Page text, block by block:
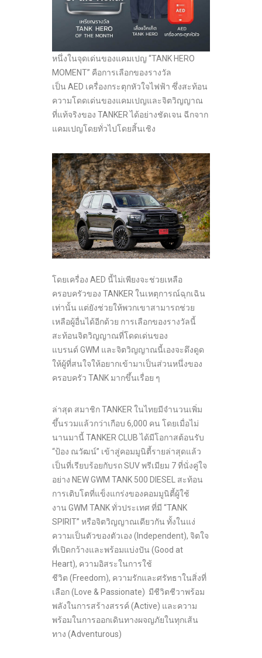
หนึ่งในจุดเด่นของแคมเปญ “TANK HERO
MOMENT” คือการเลือกของรางวัล
เป็น AED เครื่องกระตุกหัวใจไฟฟ้า ซึ่งสะท้อน
ความโดดเด่นของแคมเปญและจิตวิญญาณ
ที่แท้จริงของ TANKER ได้อย่างชัดเจน ฉีกจาก
แคมเปญโดยทั่วไปโดยสิ้นเชิง
โดยเครื่อง AED นี้ไม่เพียงจะช่วยเหลือ
ครอบครัวของ TANKER ในเหตุการณ์ฉุกเฉิน
เท่านั้น แต่ยังช่วยให้พวกเขาสามารถช่วย
เหลือผู้อื่นได้อีกด้วย การเลือกของรางวัลนี้
สะท้อนจิตวิญญาณที่โดดเด่นของ
แบรนด์ GWM และจิตวิญญาณนี้เองจะดึงดูด
ให้ผู้ที่สนใจให้อยากเข้ามาเป็นส่วนหนึ่งของ
ครอบครัว TANK มากขึ้นเรื่อย ๆ
ล่าสุด สมาชิก TANKER ในไทยมีจำนวนเพิ่ม
ขึ้นรวมแล้วกว่าเกือบ 6,000 คน โดยเมื่อไม่
นานมานี้ TANKER CLUB ได้มีโอกาสต้อนรับ
“ป้อง ณวัฒน์” เข้าสู่คอมมูนิตี้รายล่าสุดแล้ว
เป็นที่เรียบร้อยกับรถ SUV พรีเมียม 7 ที่นั่งคู่ใจ
อย่าง NEW GWM TANK 500 DIESEL สะท้อน
การเติบโตที่แข็งแกร่งของคอมมูนิตี้ผู้ใช้
งาน GWM TANK ทั่วประเทศ ที่มี “TANK
SPIRIT” หรือจิตวิญญาณเดียวกัน ทั้งในแง่
ความเป็นตัวของตัวเอง (Independent), จิตใจ
ที่เปิดกว้างและพร้อมแบ่งปัน (Good at
Heart), ความอิสระในการใช้
ชีวิต (Freedom), ความรักและศรัทธาในสิ่งที่
เลือก (Love & Passionate) มีชีวิตชีวาพร้อม
พลังในการสร้างสรรค์ (Active) และความ
พร้อมในการออกเดินทางผจญภัยในทุกเส้น
ทาง (Adventurous)